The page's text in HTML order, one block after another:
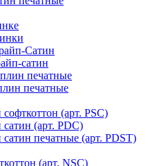
Сатин
сатин
печатные
печатные
(арт. PSC)
(арт. PDC)
печатные (арт. PDST)
(арт. NSC)